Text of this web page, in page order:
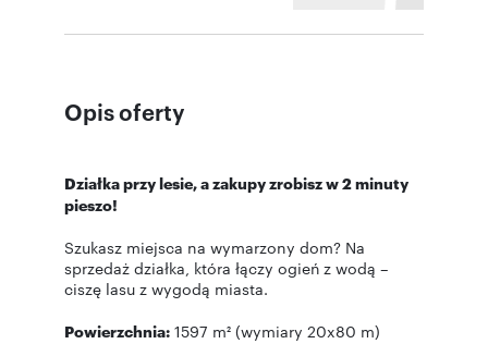
Opis oferty
Działka przy lesie, a zakupy zrobisz w 2 minuty
pieszo!
Szukasz miejsca na wymarzony dom? Na
sprzedaż działka, która łączy ogień z wodą –
ciszę lasu z wygodą miasta.
Powierzchnia: 1597 m² (wymiary 20x80 m)